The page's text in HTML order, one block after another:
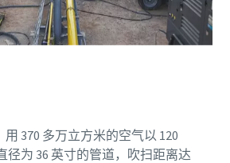
370 多万立方米的空气以 120
径为 36 英寸的管道，吹扫距离达